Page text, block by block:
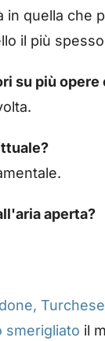
quella che
il più
su più
aperta?
smerigliato il